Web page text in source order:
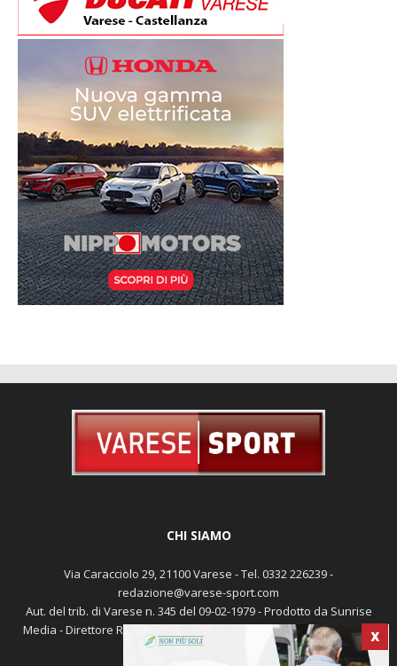
X
CHI SIAMO
Via Caracciolo 29, 21100 Varese - Tel. 0332 226239 -
redazione@varese-sport.com
Aut. del trib. di Varese n. 345 del 09-02-1979 - Prodotto da Sunrise
Media - Direttore Responsabile: Michele Marocco -Cookie policy
Pubblicità